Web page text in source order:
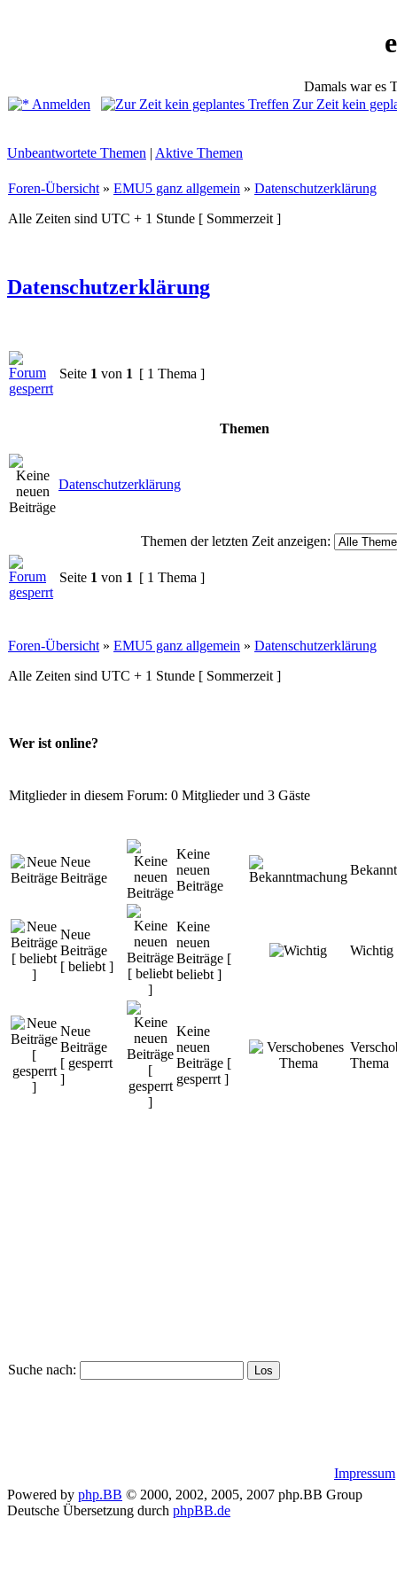
Damals war es
Anmelden
Zur Zeit kein
Unbeantwortete Themen | Aktive Themen
Foren-Übersicht » EMU5 ganz allgemein » Datenschutzerklärung
Alle Zeiten sind UTC + 1 Stunde [ Sommerzeit ]
Datenschutzerklärung
Seite 1 von 1 [ 1 Thema ]
Themen
Datenschutzerklärung
Themen der letzten Zeit anzeigen:
Seite 1 von 1 [ 1 Thema ]
Foren-Übersicht » EMU5 ganz allgemein » Datenschutzerklärung
Alle Zeiten sind UTC + 1 Stunde [ Sommerzeit ]
Wer ist online?
Mitglieder in diesem Forum: 0 Mitglieder und 3 Gäste
Neue
Beiträge
Keine
neuen
Beiträge
Neue
Beiträge
[ beliebt ]
Keine
neuen
Beiträge [
beliebt ]
Wichtig
Neue
Beiträge
[ gesperrt
]
Keine
neuen
Beiträge [
gesperrt ]
Thema
Suche nach:
Impressum
Powered by php.BB © 2000, 2002, 2005, 2007 php.BB Group
Deutsche Übersetzung durch phpBB.de